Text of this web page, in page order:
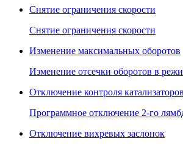
Снятие ограничения скорости
Снятие ограничения скорости
Изменение максимальных оборотов
Изменение отсечки оборотов в
Отключение контроля катализаторов
Программное отключение 2-го
Отключение вихревых заслонок